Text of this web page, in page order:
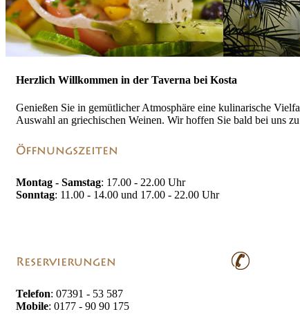
Herzlich Willkommen in der Taverna bei Kosta
Genießen Sie in gemütlicher Atmosphäre eine kulinarische
Auswahl an griechischen Weinen. Wir hoffen Sie bald bei uns
Montag - Samstag: 17.00 - 22.00 Uhr
Sonntag: 11.00 - 14.00 und 17.00 - 22.00 Uhr
Telefon: 07391 - 53 587
Mobile: 0177 - 90 90 175